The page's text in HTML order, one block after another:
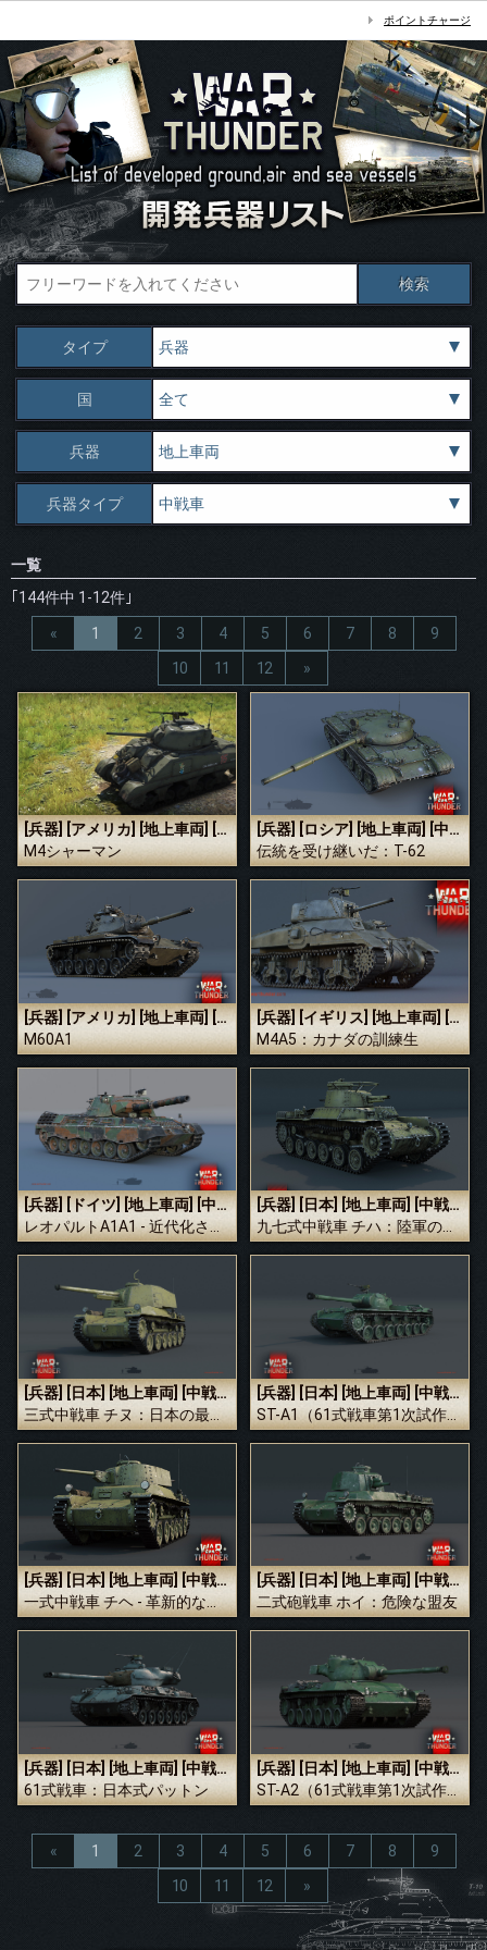
ポイントチャージ
タイプ
国
兵器
兵器タイプ
一覧
｢144件中 1-12件｣
« 1 2 3 4 5 6 7 8
9
10
11 12 »
[兵器][アメリカ][地上車両][中戦車]
M4シャーマン
[兵器][ロシア][地上車両][中戦車]
伝統を受け継いだ：T-62
[兵器][アメリカ][地上車両][中戦車]
M60A1
[兵器][イギリス][地上車両][中戦車]
M4A5：カナダの訓練生
[兵器][ドイツ][地上車両][中戦車]
レオパルトA1A1 - 近代化された電撃戦
[兵器][日本][地上車両][中戦車]
九七式中戦車 チハ：陸軍の希望
[兵器][日本][地上車両][中戦車]
三式中戦車 チヌ：日本の最後の砦
[兵器][日本][地上車両][中戦車]
ST-A1（61式戦車第1次試作車第1案）：新時代への1歩
[兵器][日本][地上車両][中戦車]
一式中戦車 チヘ - 革新的な進化
[兵器][日本][地上車両][中戦車]
二式砲戦車 ホイ：危険な盟友
[兵器][日本][地上車両][中戦車]
61式戦車：日本式パットン
[兵器][日本][地上車両][中戦車]
ST-A2（61式戦車第1次試作車第2案）：目標へ近づく1歩
« 1 2 3 4 5 6 7 8
9
10
11 12 »